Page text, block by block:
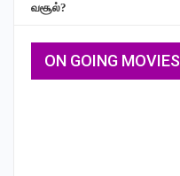
வசூல்?
ON GOING MOVIES